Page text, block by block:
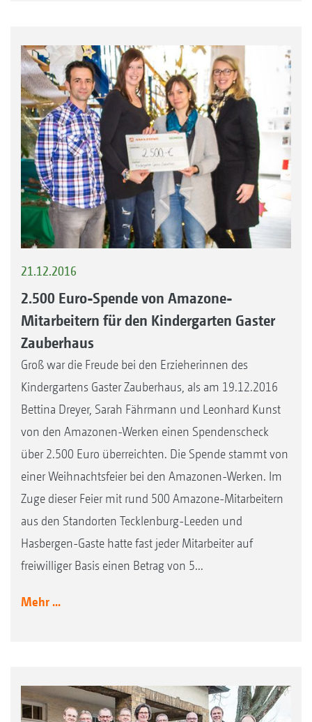
21.12.2016
2.500 Euro-Spende von Amazone-
Mitarbeitern für den Kindergarten Gaster
Zauberhaus
Groß war die Freude bei den Erzieherinnen des
Kindergartens Gaster Zauberhaus, als am 19.12.2016
Bettina Dreyer, Sarah Fährmann und Leonhard Kunst
von den Amazonen-Werken einen Spendenscheck
über 2.500 Euro überreichten. Die Spende stammt von
einer Weihnachtsfeier bei den Amazonen-Werken. Im
Zuge dieser Feier mit rund 500 Amazone-Mitarbeitern
aus den Standorten Tecklenburg-Leeden und
Hasbergen-Gaste hatte fast jeder Mitarbeiter auf
freiwilliger Basis einen Betrag von 5...
Mehr ...